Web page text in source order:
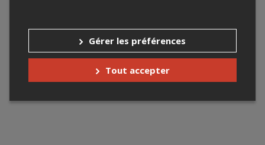
Gérer les préférences
Tout accepter